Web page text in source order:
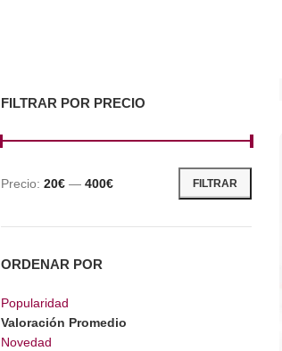
FILTRAR POR PRECIO
FILTRAR
Precio: 20€— 400€
ORDENAR POR
Popularidad
Valoración Promedio
Novedad